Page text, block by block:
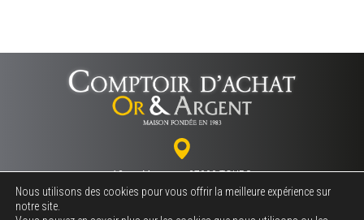
18 rue Marceau - 37000 TOURS
Nous utilisons des cookies pour vous offrir la meilleure expérience sur
notre site.